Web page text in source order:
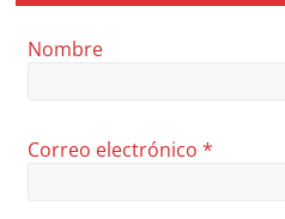
Nombre
Correo electrónico*